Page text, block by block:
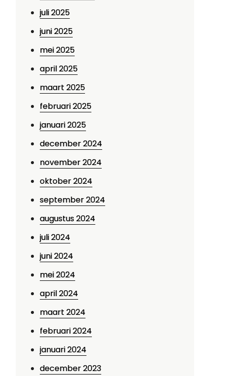
juli 2025
juni 2025
mei 2025
april 2025
maart 2025
februari 2025
januari 2025
december 2024
november 2024
oktober 2024
september 2024
augustus 2024
juli 2024
juni 2024
mei 2024
april 2024
maart 2024
februari 2024
januari 2024
december 2023